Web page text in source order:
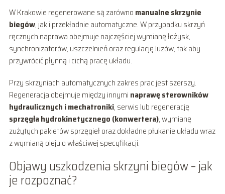
W Krakowie regenerowane są zarówno manualne skrzynie
biegów, jak i przekładnie automatyczne. W przypadku skrzyń
ręcznych naprawa obejmuje najczęściej wymianę łożysk,
synchronizatorów, uszczelnień oraz regulację luzów, tak aby
przywrócić płynną i cichą pracę układu.
Przy skrzyniach automatycznych zakres prac jest szerszy.
Regeneracja obejmuje między innymi naprawę sterowników
hydraulicznych i mechatroniki, serwis lub regenerację
sprzęgła hydrokinetycznego (konwertera), wymianę
zużytych pakietów sprzęgieł oraz dokładne płukanie układu wraz
z wymianą oleju o właściwej specyfikacji.
Objawy uszkodzenia skrzyni biegów – jak
je rozpoznać?